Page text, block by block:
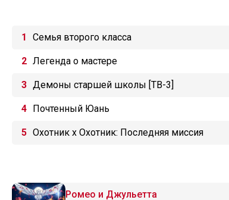
Семья второго класса
Легенда о мастере
Демоны старшей школы [ТВ-3]
Почтенный Юань
Охотник х Охотник: Последняя миссия
Ромео и Джульетта